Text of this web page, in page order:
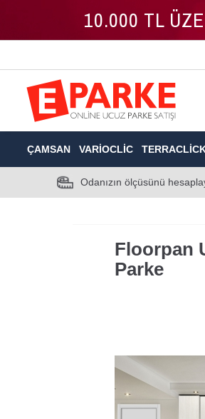
10.000 TL
ÇAMSAN VARIOCLIC
Odanızın ölçüsünü
Floorpan
Parke